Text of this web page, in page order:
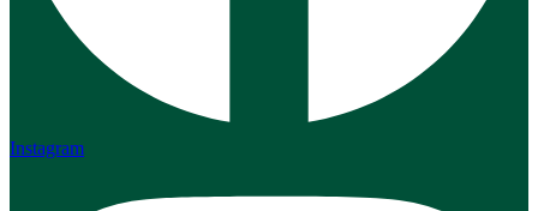
Instagram